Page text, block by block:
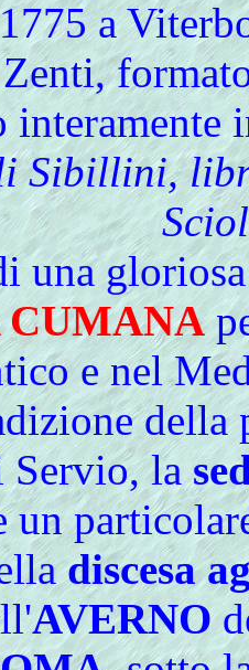
a
interamente
Sibillini,
una
e nel
Servio, la
un
discesa
AVERNO